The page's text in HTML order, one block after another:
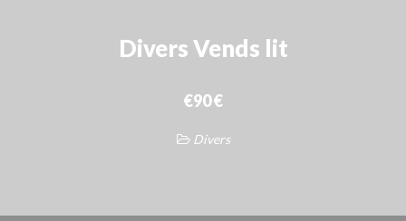
Divers Vends lit
€90 €
Divers